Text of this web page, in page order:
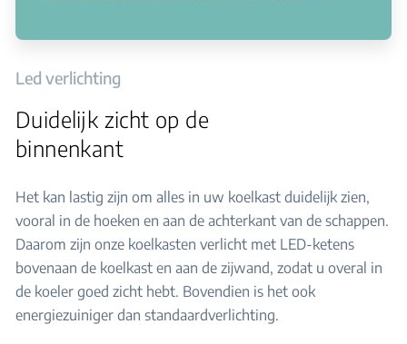
Led verlichting
Duidelijk zicht op de
binnenkant
Het kan lastig zijn om alles in uw koelkast duidelijk zien,
vooral in de hoeken en aan de achterkant van de schappen.
Daarom zijn onze koelkasten verlicht met LED-ketens
bovenaan de koelkast en aan de zijwand, zodat u overal in
de koeler goed zicht hebt. Bovendien is het ook
energiezuiniger dan standaardverlichting.